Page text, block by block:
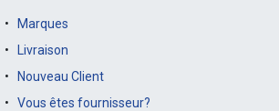
Marques
Livraison
Nouveau Client
Vous êtes fournisseur?